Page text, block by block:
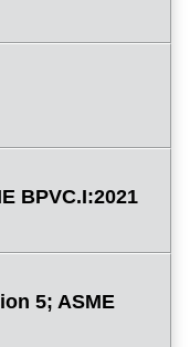
BPVC.I:2021
5; ASME